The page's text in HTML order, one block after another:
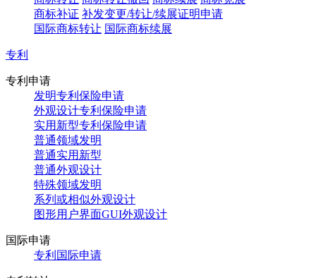
商标补证 补发变更/转让/续展证明申请
国际商标转让 国际商标续展
专利
专利申请
发明专利保险申请
外观设计专利保险申请
实用新型专利保险申请
普通领域发明
普通实用新型
普通外观设计
特殊领域发明
系列或相似外观设计
图形用户界面GUI外观设计
国际申请
专利国际申请